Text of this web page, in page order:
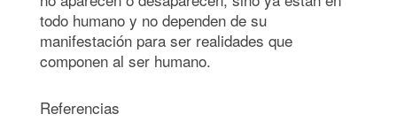
todo humano y no dependen de su
manifestación para ser realidades que
componen al ser humano.
Referencias